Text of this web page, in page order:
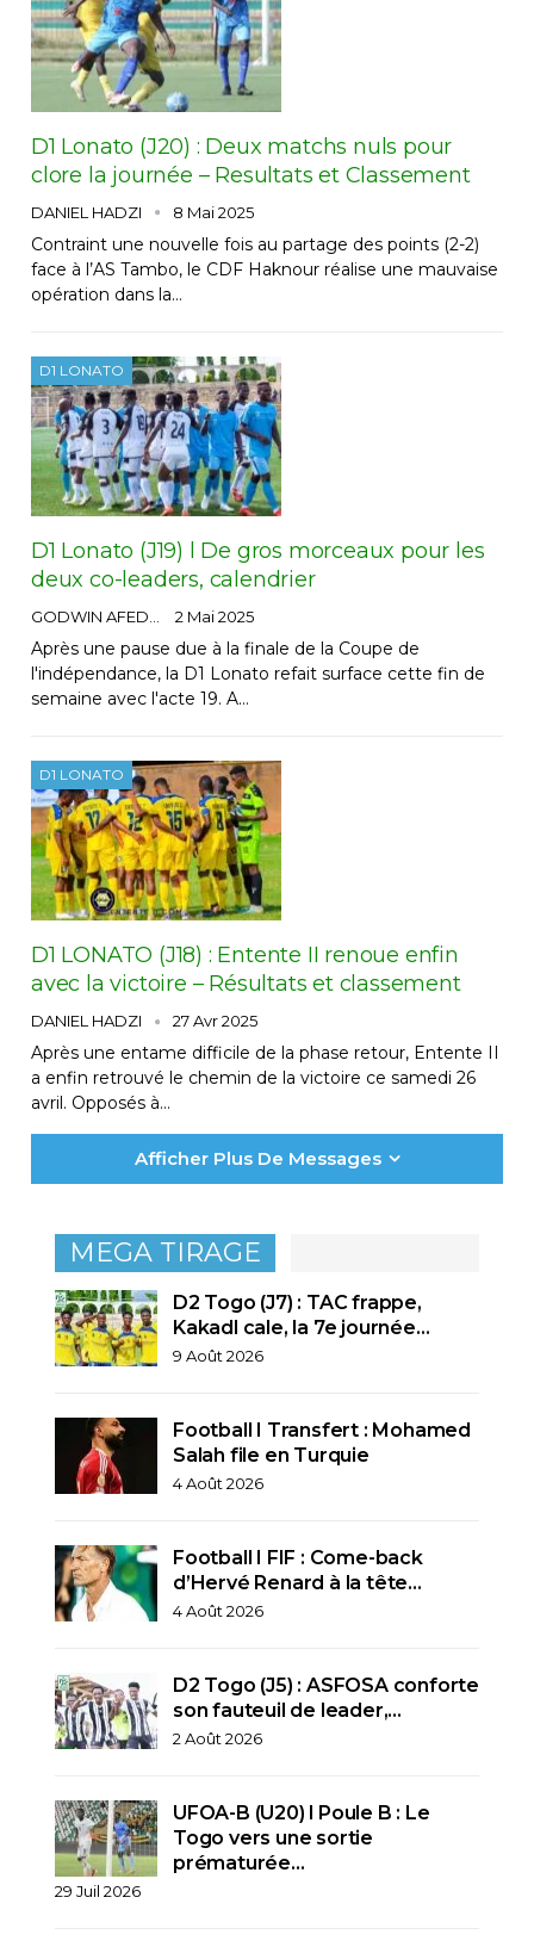
D1 Lonato (J20) : Deux matchs nuls pour
clore la journée – Resultats et Classement
DANIEL HADZI 8 Mai 2025
Contraint une nouvelle fois au partage des points (2-2)
face à l’AS Tambo, le CDF Haknour réalise une mauvaise
opération dans la…
D1 LONATO
D1 Lonato (J19) l De gros morceaux pour les
deux co-leaders, calendrier
2 Mai 2025
Après une pause due à la finale de la Coupe de
l'indépendance, la D1 Lonato refait surface cette fin de
semaine avec l'acte 19. A…
D1 LONATO
D1 LONATO (J18) : Entente II renoue enfin
avec la victoire – Résultats et classement
DANIEL HADZI 27 Avr 2025
Après une entame difficile de la phase retour, Entente II
a enfin retrouvé le chemin de la victoire ce samedi 26
avril. Opposés à…
Afficher Plus De Messages
MEGA TIRAGE
D2 Togo (J7) : TAC frappe,
Kakadl cale, la 7e journée…
9 Août 2026
Football I Transfert : Mohamed
Salah file en Turquie
4 Août 2026
Football I FIF : Come-back
d’Hervé Renard à la tête…
4 Août 2026
D2 Togo (J5) : ASFOSA conforte
son fauteuil de leader,…
2 Août 2026
UFOA-B (U20) l Poule B : Le
Togo vers une sortie
prématurée…
29 Juil 2026